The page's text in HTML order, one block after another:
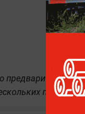
предварительным
прихожан